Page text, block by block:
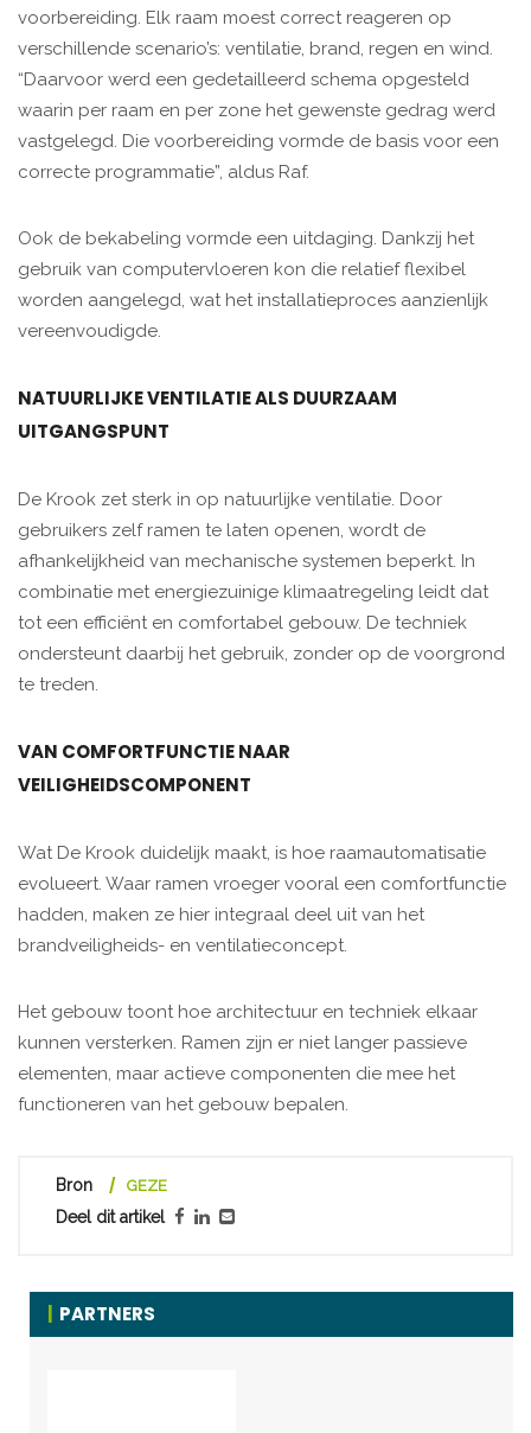
voorbereiding. Elk raam moest correct reageren op
verschillende scenario’s: ventilatie, brand, regen en wind.
“Daarvoor werd een gedetailleerd schema opgesteld
waarin per raam en per zone het gewenste gedrag werd
vastgelegd. Die voorbereiding vormde de basis voor een
correcte programmatie”, aldus Raf.
Ook de bekabeling vormde een uitdaging. Dankzij het
gebruik van computervloeren kon die relatief flexibel
worden aangelegd, wat het installatieproces aanzienlijk
vereenvoudigde.
NATUURLIJKE VENTILATIE ALS DUURZAAM
UITGANGSPUNT
De Krook zet sterk in op natuurlijke ventilatie. Door
gebruikers zelf ramen te laten openen, wordt de
afhankelijkheid van mechanische systemen beperkt. In
combinatie met energiezuinige klimaatregeling leidt dat
tot een efficiënt en comfortabel gebouw. De techniek
ondersteunt daarbij het gebruik, zonder op de voorgrond
te treden.
VAN COMFORTFUNCTIE NAAR
VEILIGHEIDSCOMPONENT
Wat De Krook duidelijk maakt, is hoe raamautomatisatie
evolueert. Waar ramen vroeger vooral een comfortfunctie
hadden, maken ze hier integraal deel uit van het
brandveiligheids- en ventilatieconcept.
Het gebouw toont hoe architectuur en techniek elkaar
kunnen versterken. Ramen zijn er niet langer passieve
elementen, maar actieve componenten die mee het
functioneren van het gebouw bepalen.
Bron GEZE
Deel dit artikel
PARTNERS